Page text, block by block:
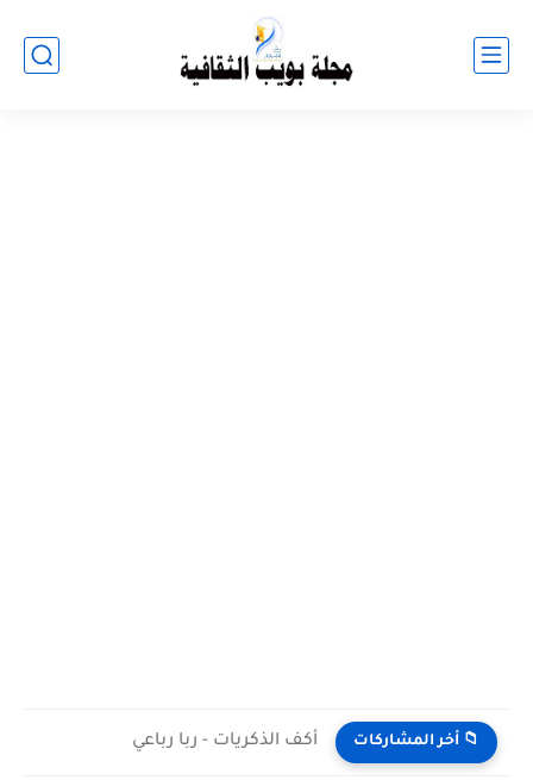
📁 أخر المشاركات أكف الذكريات - ربا رباعي